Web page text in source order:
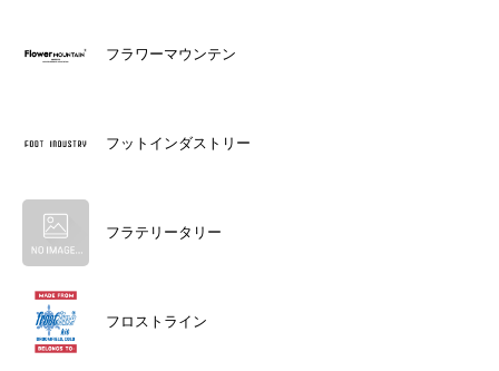
フラワーマウンテン
フットインダストリー
フラテリータリー
フロストライン